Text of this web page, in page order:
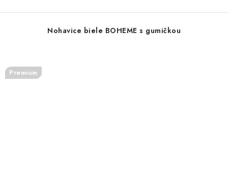
Nohavice biele BOHEME s gumičkou
Premium